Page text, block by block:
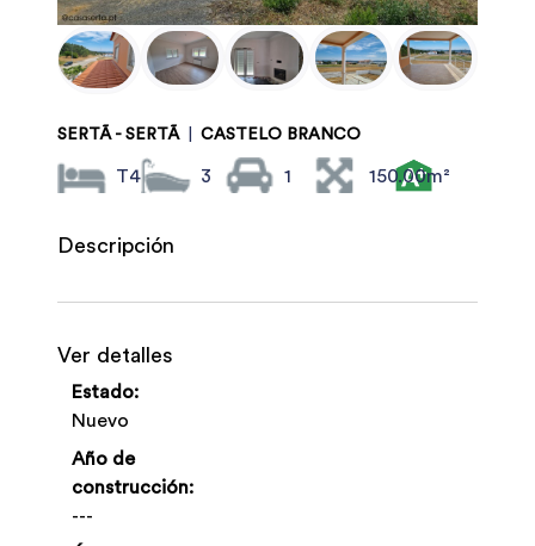
SERTÃ - SERTÃ CASTELO BRANCO
T4 3 1 150.00m²
Descripción
Ver detalles
Estado:
Nuevo
Año de
construcción:
---